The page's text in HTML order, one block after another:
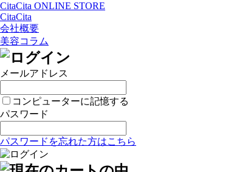
CitaCita ONLINE STORE
CitaCita
会社概要
美容コラム
メールアドレス
コンピューターに記憶する
パスワード
パスワードを忘れた方はこちら